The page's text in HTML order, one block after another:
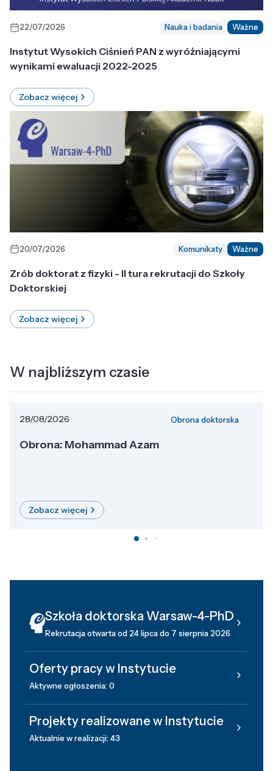
22/07/2026 Nauka i badania Ważne
Instytut Wysokich Ciśnień PAN z wyróżniającymi
wynikami ewaluacji 2022-2025
Zobacz więcej
20/07/2026 Komunikaty Ważne
Zrób doktorat z fizyki - II tura rekrutacji do Szkoły
Doktorskiej
Zobacz więcej
W najbliższym czasie
28/08/2026 Obrona doktorska
Obrona: Mohammad Azam
Zobacz więcej
Szkoła doktorska Warsaw-4-PhD
Rekrutacja otwarta od 24 lipca do 7 sierpnia 2026
Oferty pracy w Instytucie
Aktywne ogłoszenia: 0
Projekty realizowane w Instytucie
Aktualnie w realizacji: 43